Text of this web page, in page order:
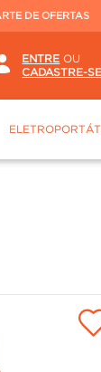
DE OFERTAS
OU